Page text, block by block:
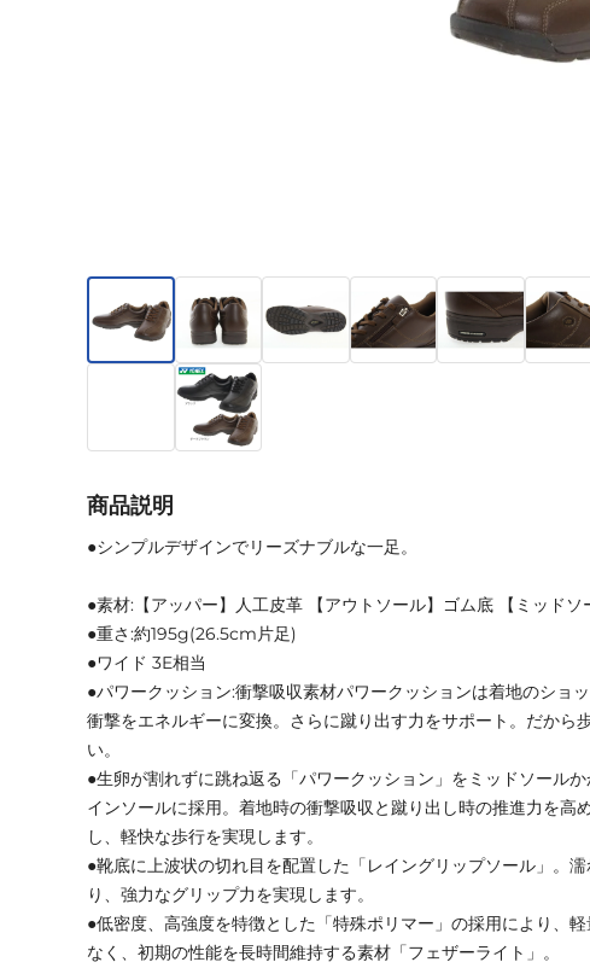
商品説明
●シンプルデザインでリーズナブルな一足。
●素材:【アッパー】人工皮革 【アウトソール】ゴム底 【ミッドソ
●重さ:約195g(26.5cm片足)
●ワイド 3E相当
●パワークッション:衝撃吸収素材パワークッションは着地のショ
衝撃をエネルギーに変換。さらに蹴り出す力をサポート。だから
い。
●生卵が割れずに跳ね返る「パワークッション」をミッドソール
インソールに採用。着地時の衝撃吸収と蹴り出し時の推進力を高
し、軽快な歩行を実現します。
●靴底に上波状の切れ目を配置した「レイングリップソール」。
り、強力なグリップ力を実現します。
●低密度、高強度を特徴とした「特殊ポリマー」の採用により、
なく、初期の性能を長時間維持する素材「フェザーライト」。